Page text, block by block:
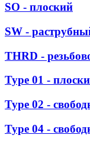
SO - плоский
SW -
THRD -
Type 01 -
Type 02 -
Type 04 -